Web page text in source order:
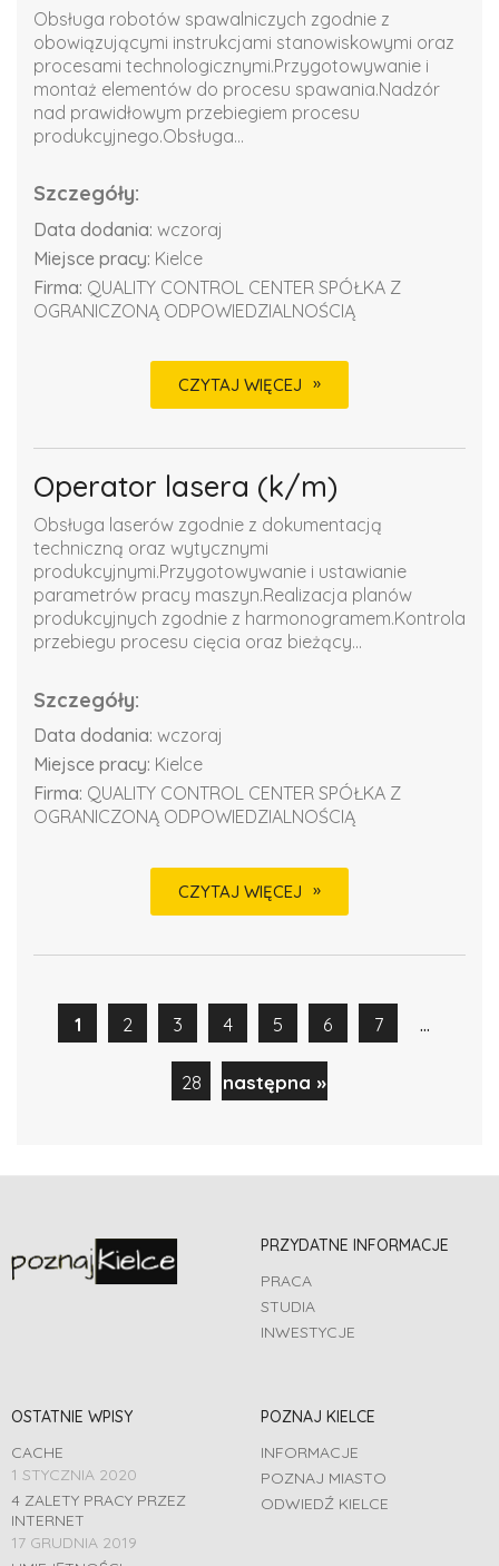
Obsługa robotów spawalniczych zgodnie z
obowiązującymi instrukcjami stanowiskowymi oraz
procesami technologicznymi.Przygotowywanie i
montaż elementów do procesu spawania.Nadzór
nad prawidłowym przebiegiem procesu
produkcyjnego.Obsługa...
Szczegóły:
Data dodania: wczoraj
Miejsce pracy: Kielce
Firma: QUALITY CONTROL CENTER SPÓŁKA Z
OGRANICZONĄ ODPOWIEDZIALNOŚCIĄ
CZYTAJ WIĘCEJ
Operator lasera (k/m)
Obsługa laserów zgodnie z dokumentacją
techniczną oraz wytycznymi
produkcyjnymi.Przygotowywanie i ustawianie
parametrów pracy maszyn.Realizacja planów
produkcyjnych zgodnie z harmonogramem.Kontrola
przebiegu procesu cięcia oraz bieżący...
Szczegóły:
Data dodania: wczoraj
Miejsce pracy: Kielce
Firma: QUALITY CONTROL CENTER SPÓŁKA Z
OGRANICZONĄ ODPOWIEDZIALNOŚCIĄ
CZYTAJ WIĘCEJ
1 2 3 4 5 6 7 ...
28 następna »
PRZYDATNE INFORMACJE
PRACA
STUDIA
INWESTYCJE
OSTATNIE WPISY
CACHE
1 STYCZNIA 2020
4 ZALETY PRACY PRZEZ
INTERNET
17 GRUDNIA 2019
POZNAJ KIELCE
INFORMACJE
POZNAJ MIASTO
ODWIEDŹ KIELCE